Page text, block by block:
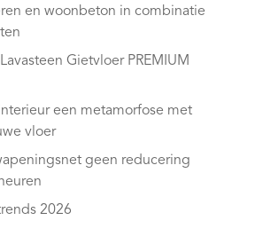
en woonbeton in combinatie
Gietvloer PREMIUM
een metamorfose met
vloer
geen reducering
2026